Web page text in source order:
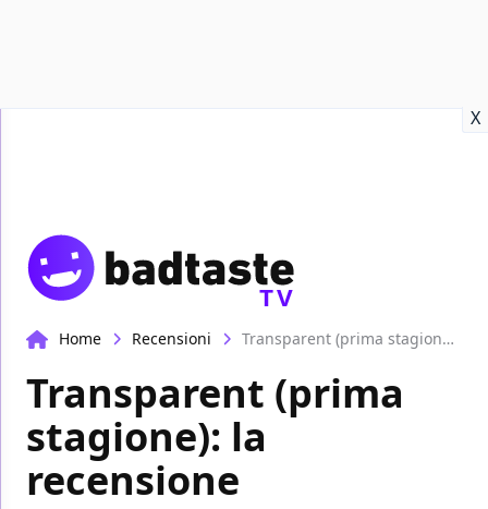
X
TV
Home Recensioni Transparent (prima stagione): la recensione
Transparent (prima
stagione): la
recensione